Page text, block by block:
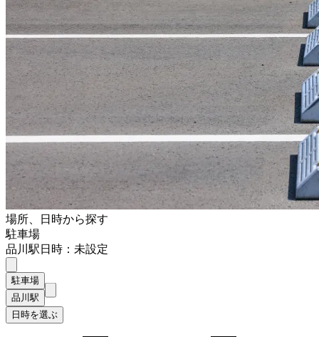
場所、日時から探す
駐車場
品川駅日時：未設定
駐車場
品川駅
日時を選ぶ